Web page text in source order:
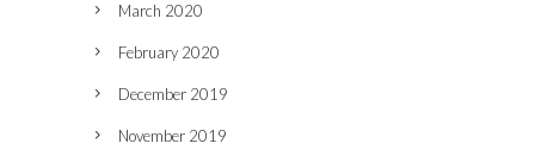
March 2020
February 2020
December 2019
November 2019